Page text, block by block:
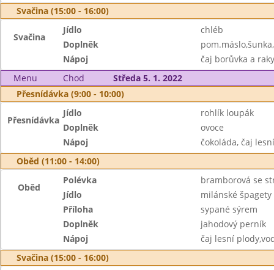
Svačina (15:00 - 16:00)
Svačina
Jídlo
chléb
Doplněk
Nápoj
čaj borůvka a
Menu
Chod
Středa 5. 1. 2022
Přesnídávka (9:00 - 10:00)
Přesnídávka
Jídlo
rohlík loupák
Doplněk
ovoce
Nápoj
čokoláda, čaj
Oběd (11:00 - 14:00)
Oběd
Polévka
bramborová se
Jídlo
milánské špagety
Příloha
sypané sýrem
Doplněk
jahodový perník
Nápoj
čaj lesní
Svačina (15:00 - 16:00)